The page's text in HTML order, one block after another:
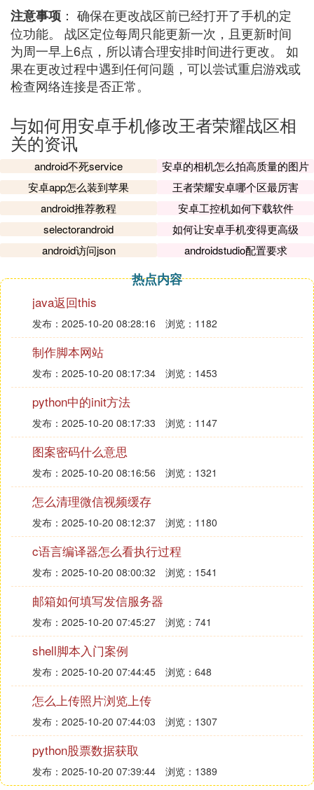
注意事项 ： 确保在更改战区前已经打开了手机的定
位功能。 战区定位每周只能更新一次，且更新时间
为周一早上6点，所以请合理安排时间进行更改。 如
果在更改过程中遇到任何问题，可以尝试重启游戏或
检查网络连接是否正常。
与如何用安卓手机修改王者荣耀战区相
关的资讯
android不死service
安卓的相机怎么拍高质量的图片
安卓app怎么装到苹果
王者荣耀安卓哪个区最厉害
android推荐教程
安卓工控机如何下载软件
selectorandroid
如何让安卓手机变得更高级
android访问json
androidstudio配置要求
热点内容
java返回this
发布：2025-10-20 08:28:16 浏览：1182
制作脚本网站
发布：2025-10-20 08:17:34 浏览：1453
python中的init方法
发布：2025-10-20 08:17:33 浏览：1147
图案密码什么意思
发布：2025-10-20 08:16:56 浏览：1321
怎么清理微信视频缓存
发布：2025-10-20 08:12:37 浏览：1180
c语言编译器怎么看执行过程
发布：2025-10-20 08:00:32 浏览：1541
邮箱如何填写发信服务器
发布：2025-10-20 07:45:27 浏览：741
shell脚本入门案例
发布：2025-10-20 07:44:45 浏览：648
怎么上传照片浏览上传
发布：2025-10-20 07:44:03 浏览：1307
python股票数据获取
发布：2025-10-20 07:39:44 浏览：1389